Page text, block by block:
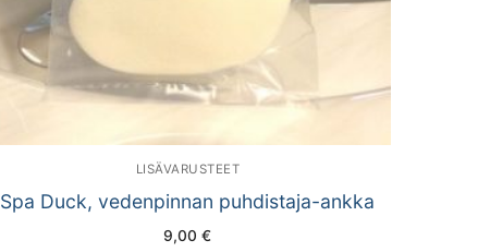
LISÄVARUSTEET
Spa Duck, vedenpinnan puhdistaja-ankka
9,00€